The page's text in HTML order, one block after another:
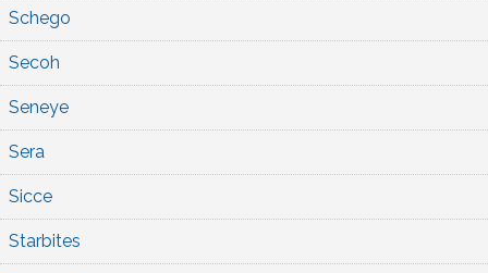
Schego
Secoh
Seneye
Sera
Sicce
Starbites